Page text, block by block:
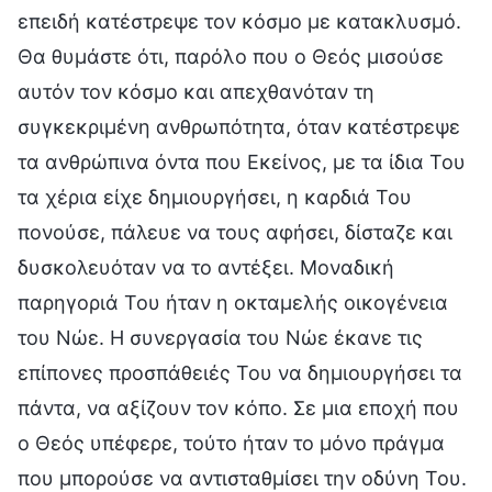
επειδή κατέστρεψε τον κόσμο με κατακλυσμό.
Θα θυμάστε ότι, παρόλο που ο Θεός μισούσε
αυτόν τον κόσμο και απεχθανόταν τη
συγκεκριμένη ανθρωπότητα, όταν κατέστρεψε
τα ανθρώπινα όντα που Εκείνος, με τα ίδια Του
τα χέρια είχε δημιουργήσει, η καρδιά Του
πονούσε, πάλευε να τους αφήσει, δίσταζε και
δυσκολευόταν να το αντέξει. Μοναδική
παρηγοριά Του ήταν η οκταμελής οικογένεια
του Νώε. Η συνεργασία του Νώε έκανε τις
επίπονες προσπάθειές Του να δημιουργήσει τα
πάντα, να αξίζουν τον κόπο. Σε μια εποχή που
ο Θεός υπέφερε, τούτο ήταν το μόνο πράγμα
που μπορούσε να αντισταθμίσει την οδύνη Του.